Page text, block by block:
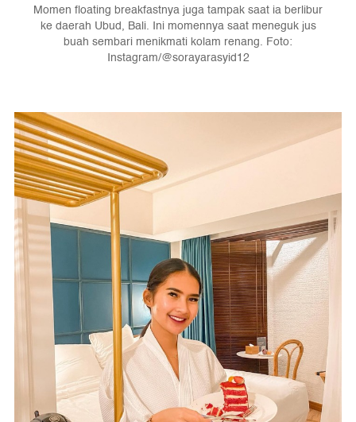
Momen floating breakfastnya juga tampak saat ia berlibur
ke daerah Ubud, Bali. Ini momennya saat meneguk jus
buah sembari menikmati kolam renang. Foto:
Instagram/@sorayarasyid12